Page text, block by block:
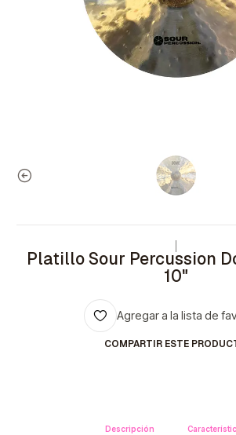
Platillo Sour Percussion
10"
Agregar a la lista de
COMPARTIR ESTE
Descripción